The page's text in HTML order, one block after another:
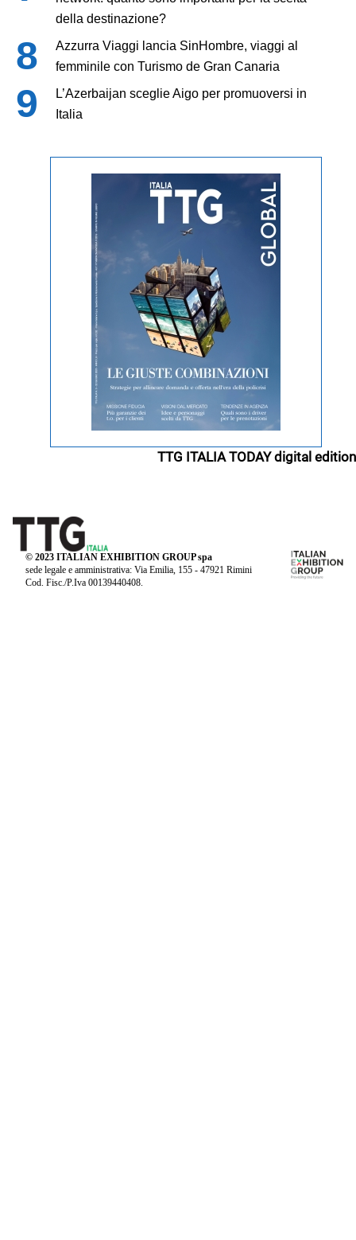
della destinazione?
Azzurra Viaggi lancia SinHombre, viaggi al
femminile con Turismo de Gran Canaria
L’Azerbaijan sceglie Aigo per promuoversi in
Italia
TTG ITALIA TODAY digital edition
© 2023 ITALIAN EXHIBITION GROUP spa
sede legale e amministrativa: Via Emilia, 155 - 47921 Rimini
Cod. Fisc./P.Iva 00139440408.